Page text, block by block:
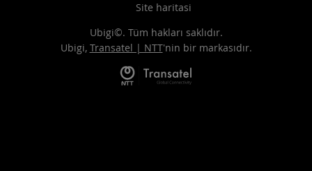
Site haritasi
Ubigi©. Tüm hakları saklıdır.
Ubigi, Transatel | NTT'nin bir markasıdır.